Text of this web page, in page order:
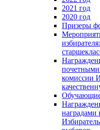
2021 год
2020 год
Призеры
почетными
комиссии
наградами